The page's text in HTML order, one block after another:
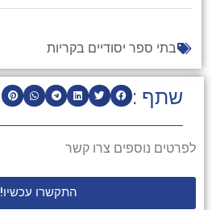
שתף :
לפרטים נוספים צרו קשר
התקשרו עכשיו!
בתי ספר יסודיים בקריות